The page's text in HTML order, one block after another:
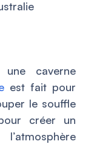
une caverne
est fait pour
le souffle
créer un